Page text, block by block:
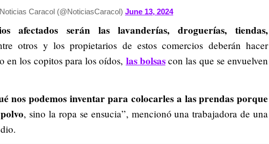
Caracol (@NoticiasCaracol) June 13, 2024
afectados serán las lavanderías, droguerías, tiendas,
otros y los propietarios de estos comercios deberán hacer
en los copitos para los oídos, las bolsascon las que se envuelven
nos podemos inventar para colocarles a las prendas porque
, sino la ropa se ensucia”, mencionó una trabajadora de una